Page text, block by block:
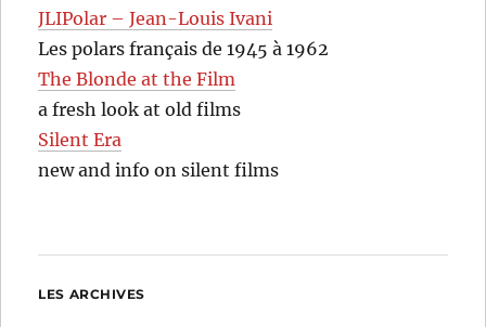
JLIPolar – Jean-Louis Ivani
Les polars français de 1945 à 1962
The Blonde at the Film
a fresh look at old films
Silent Era
new and info on silent films
LES ARCHIVES